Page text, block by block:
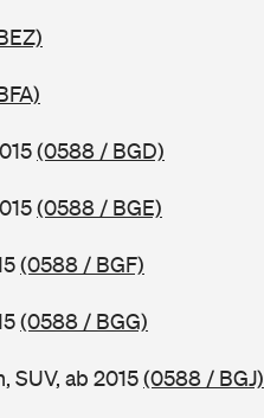
(0588 / BGD)
(0588 / BGE)
(0588 / BGF)
(0588 / BGG)
SUV, ab 2015(0588 / BGJ)